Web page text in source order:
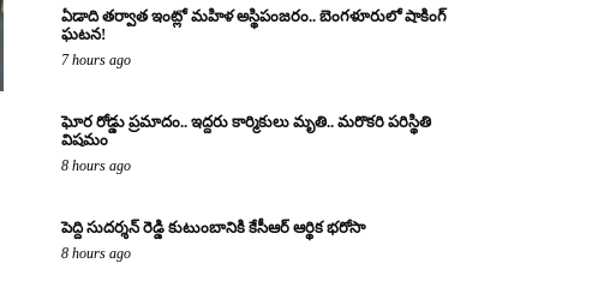
ఏడాది తర్వాత ఇంట్లో మహిళ అస్థిపంజరం.. బెంగళూరులో షాకింగ్
ఘటన!
7 hours ago
ఘోర రోడ్డు ప్రమాదం.. ఇద్దరు కార్మికులు మృతి.. మరొకరి పరిస్థితి
విషమం
8 hours ago
పెద్ది సుదర్శన్ రెడ్డి కుటుంబానికి కేసీఆర్ ఆర్థిక భరోసా
8 hours ago